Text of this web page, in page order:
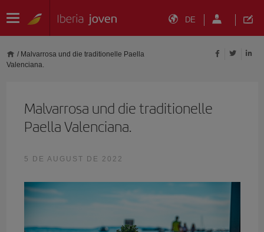
DE
/ Malvarrosa und die traditionelle Paella
Valenciana.
Malvarrosa und die traditionelle
Paella Valenciana.
5 DE AUGUST DE 2022